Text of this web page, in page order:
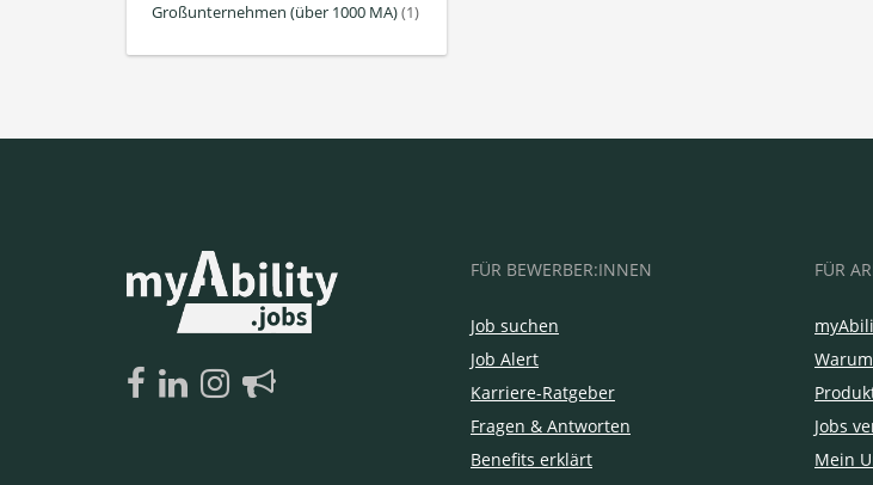
Großunternehmen (über 1000 MA)(1)
FÜR BEWERBER:INNEN
Job suchen
Job Alert
Karriere-Ratgeber
Fragen & Antworten
Benefits erklärt
FÜR
Jobs
Mein